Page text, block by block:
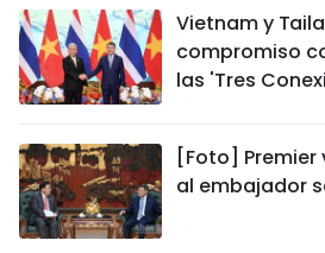
Vietnam y
compromiso
las 'Tres
[Foto]
al embajador